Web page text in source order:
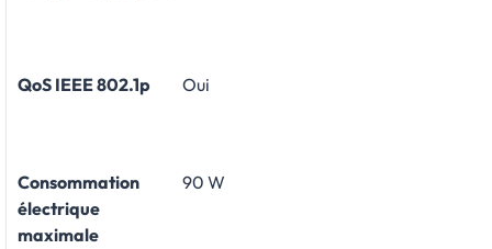
QoS IEEE 802.1p Oui
Consommation
électrique
maximale
90 W